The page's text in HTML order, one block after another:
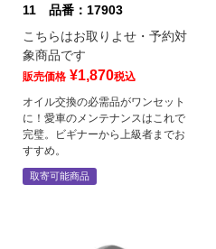
11 品番：17903
こちらはお取りよせ・予約対
象商品です
販売価格 ¥1,870税込
オイル交換の必需品がワンセット
に！愛車のメンテナンスはこれで
完璧。ビギナーから上級者までお
すすめ。
取寄可能商品